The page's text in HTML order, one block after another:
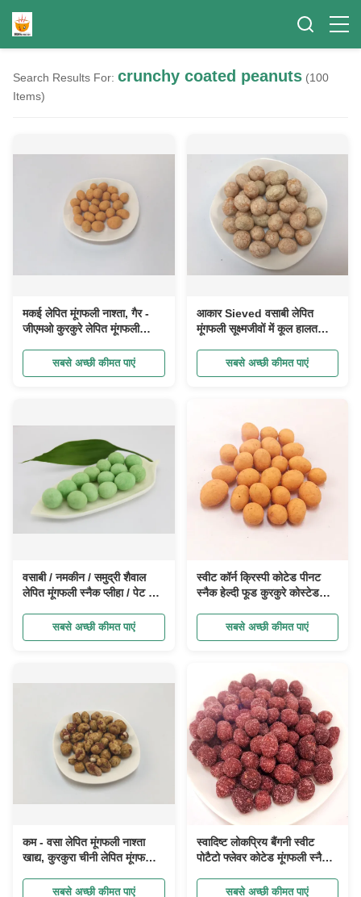
Search Results For: crunchy coated peanuts (100
Items)
मकई लेपित मूंगफली नाश्ता, गैर -
जीएमओ कुरकुरे लेपित मूंगफली
सबसे अच्छी कीमत पाएं
आकार Sieved वसाबी लेपित
मूंगफली सूक्ष्मजीवों में कूल हालत
सबसे अच्छी कीमत पाएं
वसाबी / नमकीन / समुद्री शैवाल
लेपित मूंगफली स्नैक प्लीहा / पेट के
अखरोट का नाश्ता
सबसे अच्छी कीमत पाएं
स्वीट कॉर्न क्रिस्पी कोटेड पीनट
स्नैक हेल्दी फूड कुरकुरे कोस्टेड
सबसे अच्छी कीमत पाएं
कम - वसा लेपित मूंगफली नाश्ता
खाद्य, कुरकुरा चीनी लेपित मूंगफली
सबसे अच्छी कीमत पाएं
स्वादिष्ट लोकप्रिय बैंगनी स्वीट
पोटैटो फ्लेवर कोटेड मूंगफली स्नैक
KOSHERसबसे अच्छी कीमत पाएं